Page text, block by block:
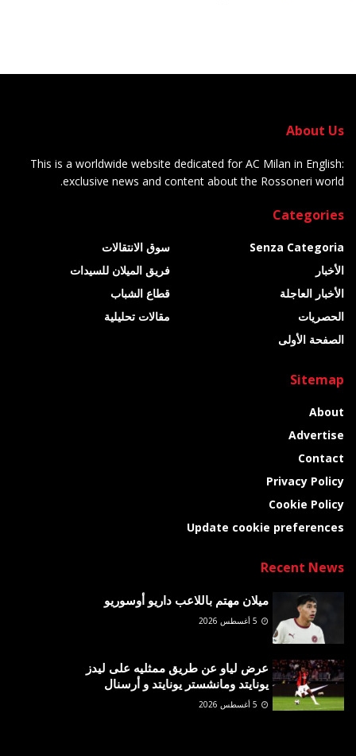
About Us
This is a worldwide website dedicated for AC Milan in English:
exclusive news and content about the Rossoneri world.
Categories
Senza Categoria
الأخبار
الأخبار العاجلة
الحصريات
الصفحة الأولى
سوق الانتقالات
فريق الميلان للسيدات
قطاع الشباب
مقالات تحليلية
Sitemap
About
Advertise
Contact
Privacy Policy
Cookie Policy
Update cookie preferences
Recent News
ميلان مهتم باللاعب داريو أوسوريو
عرض لياو عن طريق ممثليه على ليدز
يونايتد ومانشستر يونايتد و أرسنال